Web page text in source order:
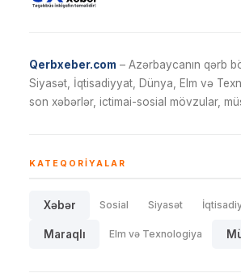
Qerbxeber.com – Azərbaycanın qərb
Siyasət, İqtisadiyyat, Dünya, Elm və
son xəbərlər, ictimai-sosial mövzular,
KATEQORIYALAR
Xəbər Sosial Siyasət
Maraqlı Elm və Texnologiya